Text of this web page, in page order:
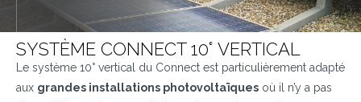
SYSTÈME CONNECT 10° VERTICAL
Le système 10° vertical du Connect est particulièrement adapté
aux grandes installations photovoltaïques où il n’y a pas